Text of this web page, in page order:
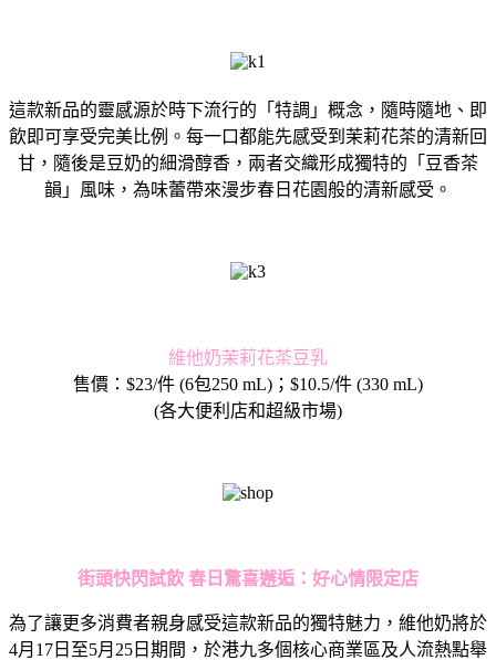
這款新品的靈感源於時下流行的「特調」概念，隨時隨地、即
飲即可享受完美比例。每一口都能先感受到茉莉花茶的清新回
甘，隨後是豆奶的細滑醇香，兩者交織形成獨特的「豆香茶
韻」風味，為味蕾帶來漫步春日花園般的清新感受。
維他奶茉莉花茶豆乳
售價：$23/件 (6包250 mL)；$10.5/件 (330 mL)
(各大便利店和超級市場)
街頭快閃試飲 春日驚喜邂逅：好心情限定店
為了讓更多消費者親身感受這款新品的獨特魅力，維他奶將於
4月17日至5月25日期間，於港九多個核心商業區及人流熱點舉